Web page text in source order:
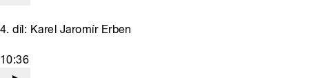
4. díl: Karel Jaromír Erben
10:36